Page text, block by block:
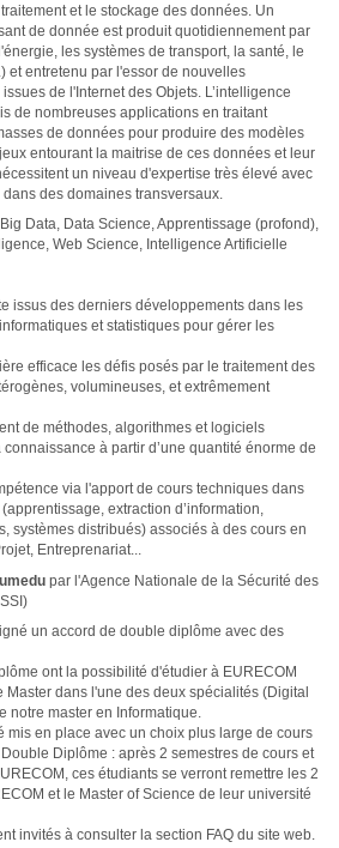
et le stockage des données. Un
de donnée est produit quotidiennement par
les systèmes de transport, la santé, le
et entretenu par l'essor de nouvelles
de l'Internet des Objets. L’intelligence
de nombreuses applications en traitant
de données pour produire des modèles
entourant la maitrise de ces données et leur
un niveau d'expertise très élevé avec
des domaines transversaux.
Big Data, Data Science, Apprentissage (profond),
Web Science, Intelligence Artificielle
issus des derniers développements dans les
et statistiques pour gérer les
efficace les défis posés par le traitement des
volumineuses, et extrêmement
de méthodes, algorithmes et logiciels
à partir d’une quantité énorme de
via l'apport de cours techniques dans
extraction d’information,
systèmes distribués) associés à des cours en
Entreprenariat...
par l'Agence Nationale de la Sécurité des
un accord de double diplôme avec des
ont la possibilité d'étudier à EURECOM
dans l'une des deux spécialités (Digital
notre master en Informatique.
mis en place avec un choix plus large de cours
Diplôme : après 2 semestres de cours et
ces étudiants se verront remettre les 2
et le Master of Science de leur université
invités à consulter la section FAQ du site web.